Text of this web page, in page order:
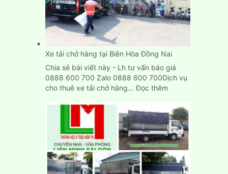
Gói
Giá
Rẻ
TpHCM
Xe tải chở hàng tại Biên Hòa Đồng Nai
Chia sẻ bài viết này - Lh tư vấn báo giá
0888 600 700 Zalo 0888 600 700Dịch vụ
cho thuê xe tải chở hàng…Đọc thêm:
tải
chở
hàng
tại
Biên
Hòa
Đồng